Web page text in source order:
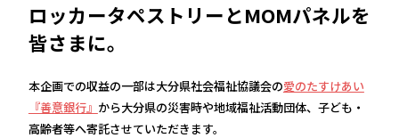
ロッカータペストリーとMOMパネルを
皆さまに。
本企画での収益の一部は大分県社会福祉協議会の⁠愛のたすけあい
『善意銀行』 から大分県の災害時や地域福祉活動団体、子ども・
高齢者等へ寄託させていただきます。